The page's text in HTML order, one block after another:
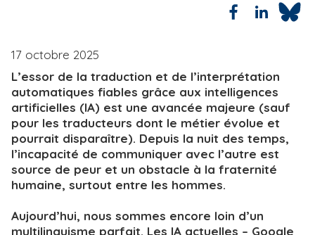
17 octobre 2025
L’essor de la traduction et de l’interprétation
automatiques fiables grâce aux intelligences
artificielles (IA) est une avancée majeure (sauf
pour les traducteurs dont le métier évolue et
pourrait disparaître). Depuis la nuit des temps,
l’incapacité de communiquer avec l’autre est
source de peur et un obstacle à la fraternité
humaine, surtout entre les hommes.
Aujourd’hui, nous sommes encore loin d’un
multilinguisme parfait. Les IA actuelles – Google